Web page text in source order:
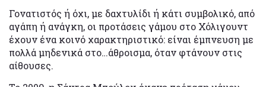
Γονατιστός ή όχι, με δαχτυλίδι ή κάτι συμβολικό, από
αγάπη ή ανάγκη, οι προτάσεις γάμου στο Χόλιγουντ
έχουν ένα κοινό χαρακτηριστικό: είναι έμπνευση με
πολλά μηδενικά στο…άθροισμα, όταν φτάνουν στις
αίθουσες.